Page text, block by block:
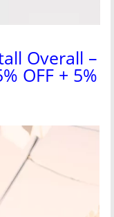
Overall –
OFF + 5%